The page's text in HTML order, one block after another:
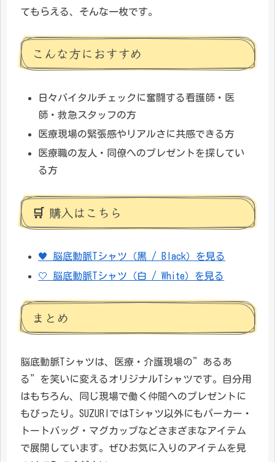
てもらえる、そんな一枚です。
こんな方におすすめ
日々バイタルチェックに奮闘する看護師・医
師・救急スタッフの方
医療現場の緊張感やリアルさに共感できる方
医療職の友人・同僚へのプレゼントを探してい
る方
🛒 購入はこちら
🖤 脳底動脈Tシャツ（黒 / Black）を見る
🤍 脳底動脈Tシャツ（白 / White）を見る
まとめ
脳底動脈Tシャツは、医療・介護現場の”あるあ
る”を笑いに変えるオリジナルTシャツです。自分用
はもちろん、同じ現場で働く仲間へのプレゼントに
もぴったり。SUZURIではTシャツ以外にもパーカー・
トートバッグ・マグカップなどさまざまなアイテム
で展開しています。ぜひお気に入りのアイテムを見